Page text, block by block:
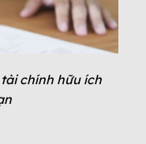
chính hữu ích